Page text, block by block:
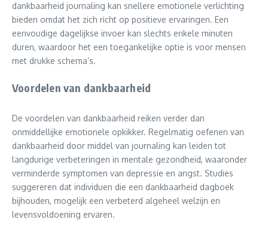
dankbaarheid journaling kan snellere emotionele verlichting
bieden omdat het zich richt op positieve ervaringen. Een
eenvoudige dagelijkse invoer kan slechts enkele minuten
duren, waardoor het een toegankelijke optie is voor mensen
met drukke schema’s.
Voordelen van dankbaarheid
De voordelen van dankbaarheid reiken verder dan
onmiddellijke emotionele opkikker. Regelmatig oefenen van
dankbaarheid door middel van journaling kan leiden tot
langdurige verbeteringen in mentale gezondheid, waaronder
verminderde symptomen van depressie en angst. Studies
suggereren dat individuen die een dankbaarheid dagboek
bijhouden, mogelijk een verbeterd algeheel welzijn en
levensvoldoening ervaren.